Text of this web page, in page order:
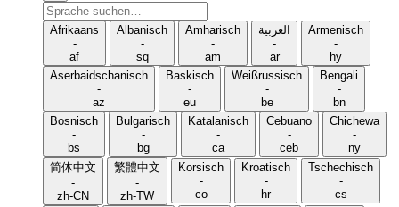
Sprache
suchen
Afrikaans
-
af
Albanisch
-
sq
Amharisch
-
am
العربية
-
ar
Armenisch
-
hy
Aserbaidschanisch
-
az
Baskisch
-
eu
Weißrussisch
-
be
Bengali
-
bn
Bosnisch
-
bs
Bulgarisch
-
bg
Katalanisch
-
ca
Cebuano
-
ceb
Chichewa
-
ny
简体中文
-
zh-CN
繁體中文
-
zh-TW
Korsisch
-
co
Kroatisch
-
hr
Tschechisch
-
cs